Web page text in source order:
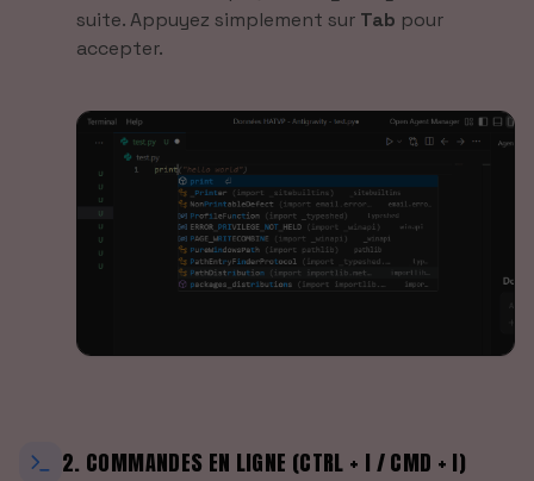
suite. Appuyez simplement sur Tab pour
accepter.
2. COMMANDES EN LIGNE (CTRL + I / CMD + I)